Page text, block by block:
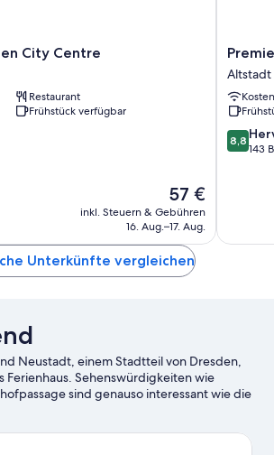
City Centre
Restaurant
Frühstück verfügbar
Der
Preis
beträgt
57 €
inkl. Steuern & Gebühren
16. Aug.–17. Aug.
Premier
Inn
Dresden
City
Prager
Straße
Altstadt
Altstadt
8.8
von
8,8
143
Unterkünfte vergleichen
Neustadt, einem Stadtteil von Dresden,
Ferienhaus. Sehenswürdigkeiten wie
sind genauso interessant wie die
zu denen Nordbad Dresden und
beiden Highlights: Dresdner